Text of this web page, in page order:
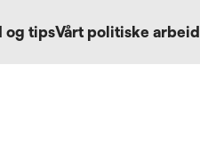
og tipsVårt politiske arbeid